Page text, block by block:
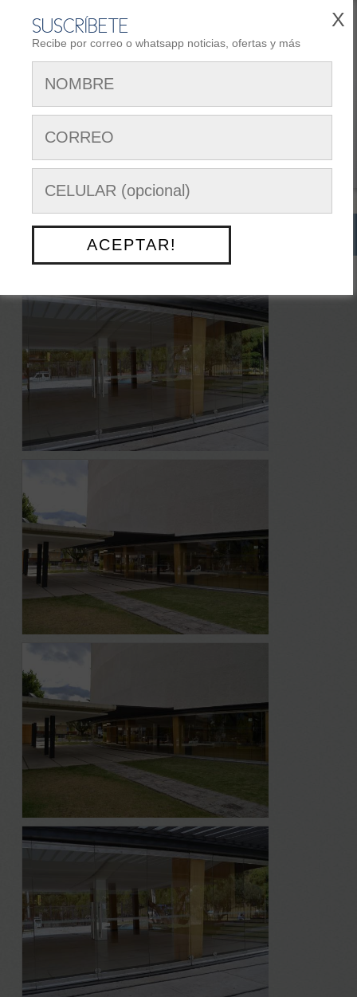
X
SUSCRÍBETE
Recibe por correo o whatsapp noticias, ofertas y más
ACEPTAR!
REGISTRARSE AREA DE CLIENTES
Siguenos en:
Menú Opciones
NUESTRO TRABAJO> TEATRO CARLOS CUEVA TAMARIZ